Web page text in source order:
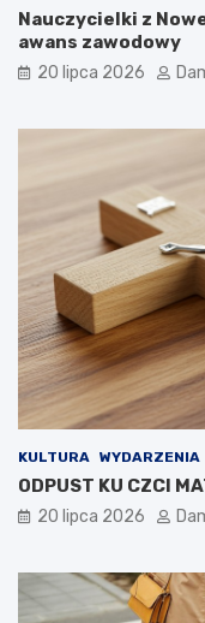
Nauczycielki z
awans zawodowy
20 lipca 2026
KULTURA WYDARZENIA
ODPUST KU CZCI
20 lipca 2026